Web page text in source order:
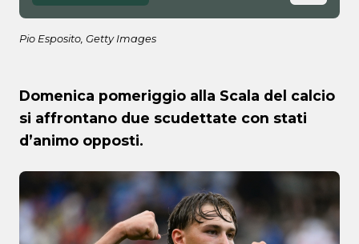
Pio Esposito, Getty Images
Domenica pomeriggio alla Scala del calcio
si affrontano due scudettate con stati
d’animo opposti.